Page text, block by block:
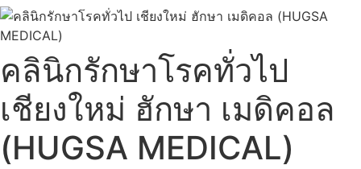
คลินิกรักษาโรคทั่วไป
เชียงใหม่ ฮักษา เมดิคอล
(HUGSA MEDICAL)